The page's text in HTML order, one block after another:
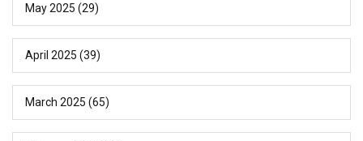
May 2025 (29)
April 2025 (39)
March 2025 (65)